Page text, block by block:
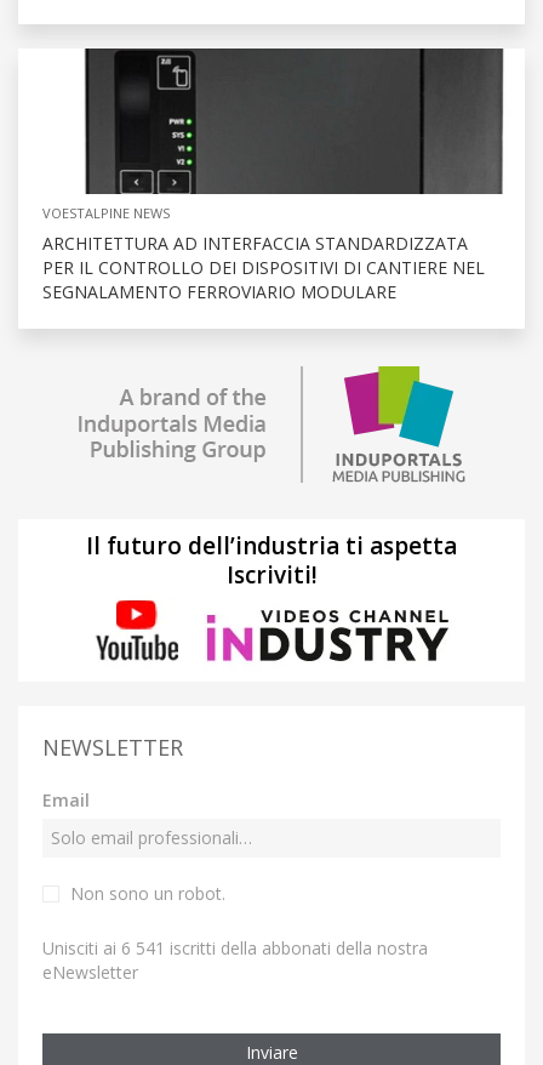
VOESTALPINE NEWS
ARCHITETTURA AD INTERFACCIA STANDARDIZZATA
PER IL CONTROLLO DEI DISPOSITIVI DI CANTIERE NEL
SEGNALAMENTO FERROVIARIO MODULARE
Il futuro dell’industria ti aspetta
Iscriviti!
NEWSLETTER
Email
Non sono un robot.
Unisciti ai 6 541 iscritti della abbonati della nostra
eNewsletter
Inviare